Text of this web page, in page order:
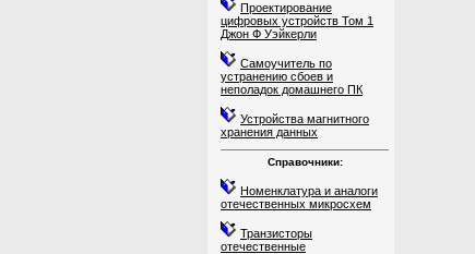
Проектирование
цифровых устройств Том 1
Джон Ф Уэйкерли
Самоучитель по
устранению сбоев и
неполадок домашнего ПК
Устройства магнитного
хранения данных
Справочники:
Номенклатура и аналоги
отечественных микросхем
Транзисторы
отечественные